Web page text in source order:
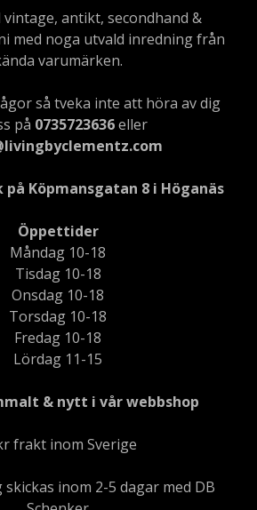
vintage, antikt, secondhand &
med noga utvald inredning från
varumärken.
så tveka inte att höra av dig
på 0735723636eller
på Köpmansgatan 8 i Höganäs
Öppettider
Måndag 10-18
Tisdag 10-18
Onsdag 10-18
Torsdag 10-18
Fredag 10-18
Lördag 11-15
& nytt i vår webbshop
frakt inom Sverige
inom 2-5 dagar med DB